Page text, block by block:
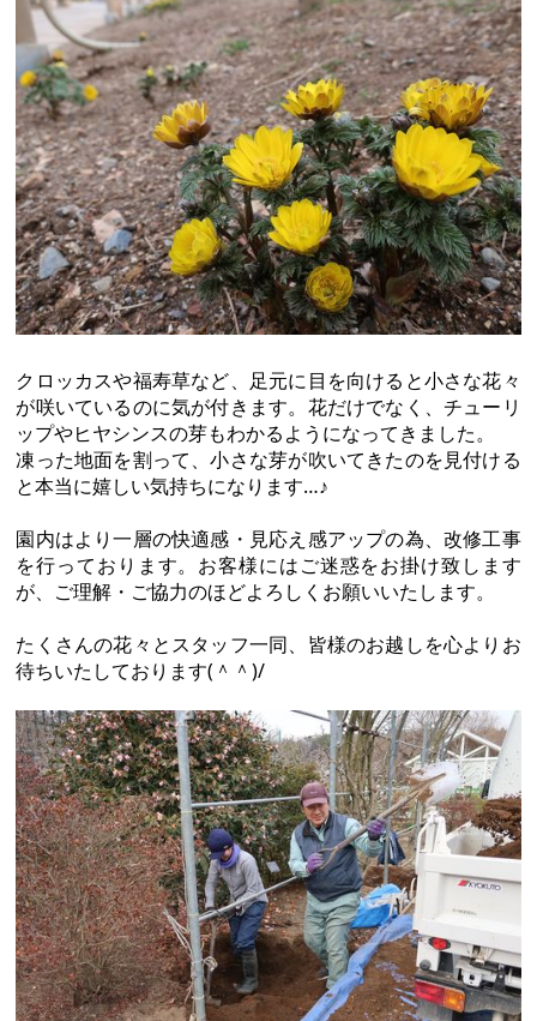
クロッカスや福寿草など、足元に目を向けると小さな花々
が咲いているのに気が付きます。花だけでなく、チューリ
ップやヒヤシンスの芽もわかるようになってきました。
凍った地面を割って、小さな芽が吹いてきたのを見付ける
と本当に嬉しい気持ちになります…♪
園内はより一層の快適感・見応え感アップの為、改修工事
を行っております。お客様にはご迷惑をお掛け致します
が、ご理解・ご協力のほどよろしくお願いいたします。
たくさんの花々とスタッフ一同、皆様のお越しを心よりお
待ちいたしております(＾＾)/